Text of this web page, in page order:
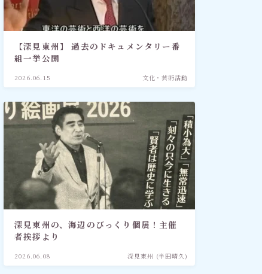
【深見東州】 過去のドキュメンタリー番
組一挙公開
2026.06.15 文化・芸術活動
深見東州の、海辺のびっくり個展！主催
者挨拶より
2026.06.08 深見東州 (半田晴久)